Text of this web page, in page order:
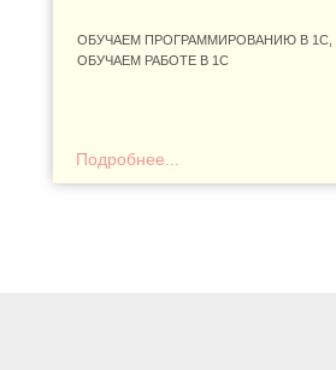
ОБУЧАЕМ ПРОГРАММИРОВАНИЮ В 1С,
ОБУЧАЕМ РАБОТЕ В 1С
Подробнее...